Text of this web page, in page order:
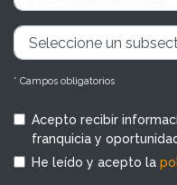
* Campos obligatorios
Acepto recibir
franquicia y
He leído y acepto la